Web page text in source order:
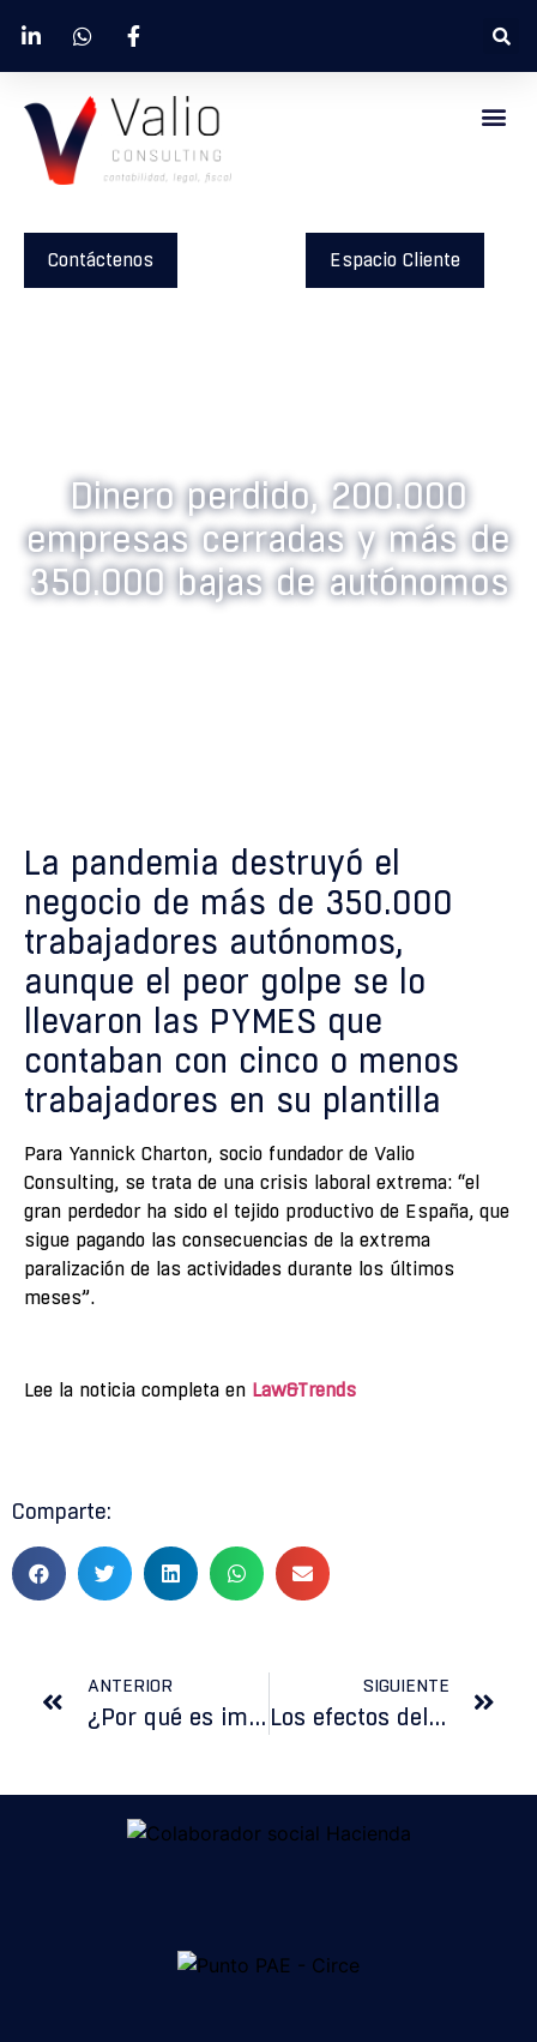
Contáctenos Espacio Cliente
Dinero perdido, 200.000
empresas cerradas y más de
350.000 bajas de autónomos
La pandemia destruyó el
negocio de más de 350.000
trabajadores autónomos,
aunque el peor golpe se lo
llevaron las PYMES que
contaban con cinco o menos
trabajadores en su plantilla
Para Yannick Charton, socio fundador de Valio
Consulting, se trata de una crisis laboral extrema: “el
gran perdedor ha sido el tejido productivo de España, que
sigue pagando las consecuencias de la extrema
paralización de las actividades durante los últimos
meses”.
Lee la noticia completa en Law&Trends
Comparte:
ANTERIOR
¿Por qué es importante que los autónomos y las pymes se digitalicen?
SIGUIENTE
Los efectos del COVID-19. Más de 350.000 bajas de autónomos